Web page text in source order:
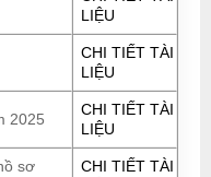
LIỆU
CHI TIẾT TÀI
LIỆU
2025
CHI TIẾT TÀI
LIỆU
sơ
CHI TIẾT TÀI